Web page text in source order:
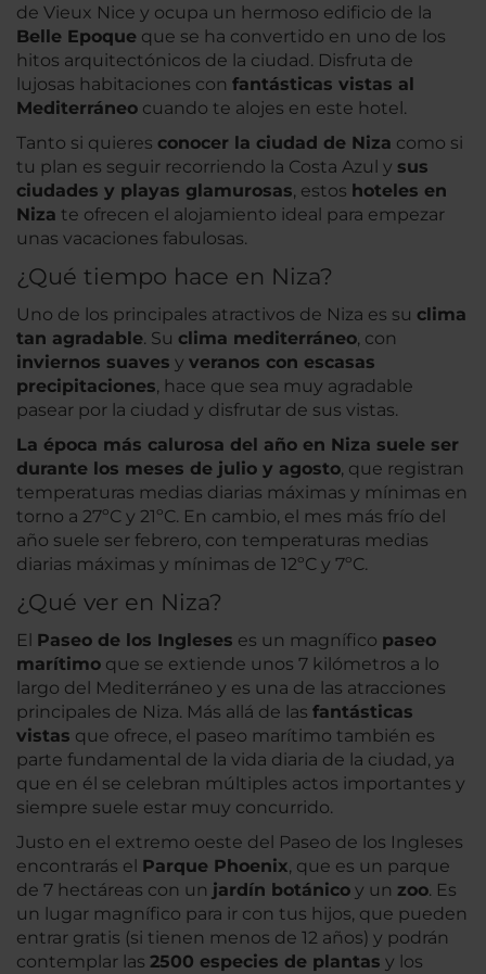
de Vieux Nice y ocupa un hermoso edificio de la
Belle Epoque que se ha convertido en uno de los
hitos arquitectónicos de la ciudad. Disfruta de
lujosas habitaciones con fantásticas vistas al
Mediterráneo cuando te alojes en este hotel.
Tanto si quieres conocer la ciudad de Niza como si
tu plan es seguir recorriendo la Costa Azul y sus
ciudades y playas glamurosas, estos hoteles en
Niza te ofrecen el alojamiento ideal para empezar
unas vacaciones fabulosas.
¿Qué tiempo hace en Niza?
Uno de los principales atractivos de Niza es su clima
tan agradable. Su clima mediterráneo, con
inviernos suaves y veranos con escasas
precipitaciones, hace que sea muy agradable
pasear por la ciudad y disfrutar de sus vistas.
La época más calurosa del año en Niza suele ser
durante los meses de julio y agosto, que registran
temperaturas medias diarias máximas y mínimas en
torno a 27ºC y 21ºC. En cambio, el mes más frío del
año suele ser febrero, con temperaturas medias
diarias máximas y mínimas de 12ºC y 7ºC.
¿Qué ver en Niza?
El Paseo de los Ingleses es un magnífico paseo
marítimo que se extiende unos 7 kilómetros a lo
largo del Mediterráneo y es una de las atracciones
principales de Niza. Más allá de las fantásticas
vistas que ofrece, el paseo marítimo también es
parte fundamental de la vida diaria de la ciudad, ya
que en él se celebran múltiples actos importantes y
siempre suele estar muy concurrido.
Justo en el extremo oeste del Paseo de los Ingleses
encontrarás el Parque Phoenix, que es un parque
de 7 hectáreas con un jardín botánico y un zoo. Es
un lugar magnífico para ir con tus hijos, que pueden
entrar gratis (si tienen menos de 12 años) y podrán
contemplar las 2500 especies de plantas y los